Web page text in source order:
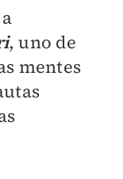
, uno de
mentes